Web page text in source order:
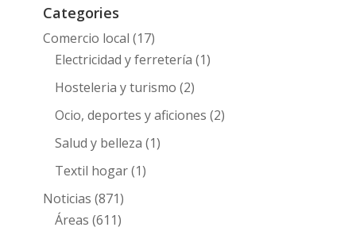
Categories
Comercio local (17)
Electricidad y ferretería (1)
Hosteleria y turismo (2)
Ocio, deportes y aficiones (2)
Salud y belleza (1)
Textil hogar(1)
Noticias (871)
Áreas (611)